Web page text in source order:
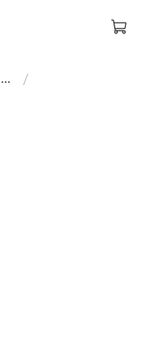
...